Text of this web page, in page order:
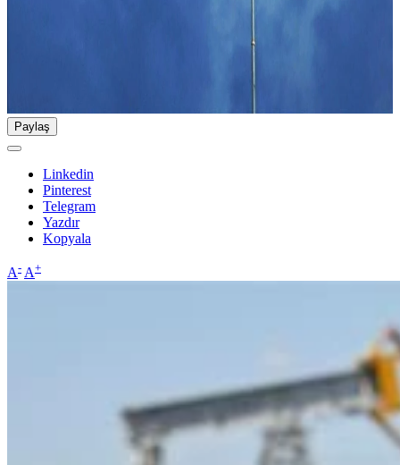
Paylaş
Linkedin
Pinterest
Telegram
Yazdır
Kopyala
A- A+